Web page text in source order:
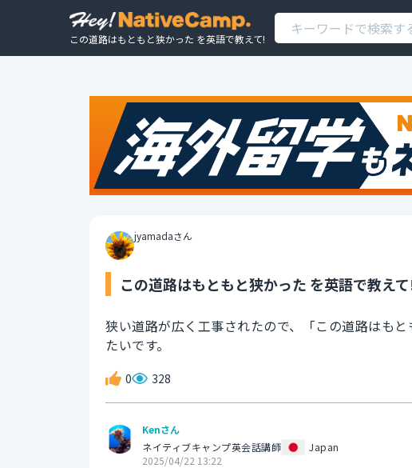
この道路はもともと狭かった を英語で教えて!
jyamadaさん
この道路はもともと狭かった を英語で教え
狭い道路が広く工事されたので、「この道路はも
たいです。
0 328
Kenさん
ネイティブキャンプ英会話講師
Japan
2025/04/22 13:22